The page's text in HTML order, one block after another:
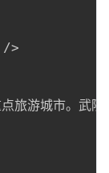
/>
旅游城市。武